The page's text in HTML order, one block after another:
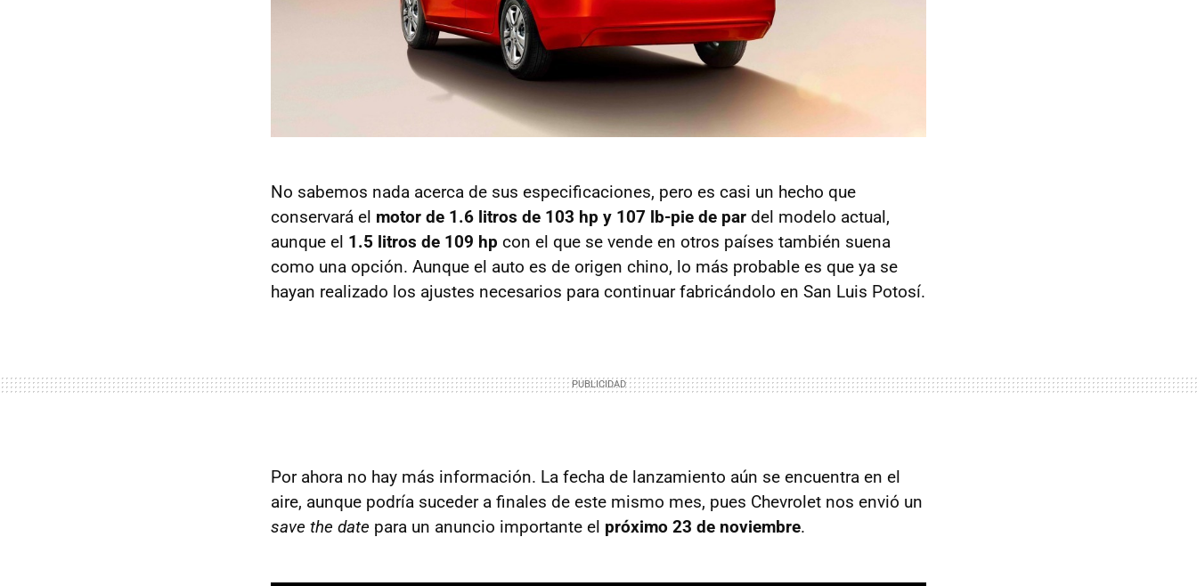
No sabemos nada acerca de sus especificaciones, pero es casi un hecho que
conservará el motor de 1.6 litros de 103 hp y 107 lb-pie de par del modelo actual,
aunque el 1.5 litros de 109 hp con el que se vende en otros países también suena
como una opción. Aunque el auto es de origen chino, lo más probable es que ya se
hayan realizado los ajustes necesarios para continuar fabricándolo en San Luis Potosí.
Por ahora no hay más información. La fecha de lanzamiento aún se encuentra en el
aire, aunque podría suceder a finales de este mismo mes, pues Chevrolet nos envió un
save the date para un anuncio importante el próximo 23 de noviembre.